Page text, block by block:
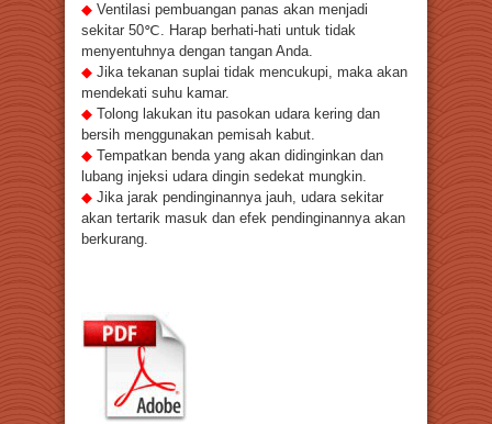
◆ Ventilasi pembuangan panas akan menjadi
sekitar 50℃. Harap berhati-hati untuk tidak
menyentuhnya dengan tangan Anda.
◆ Jika tekanan suplai tidak mencukupi, maka akan
mendekati suhu kamar.
◆ Tolong lakukan itu pasokan udara kering dan
bersih menggunakan pemisah kabut.
◆ Tempatkan benda yang akan didinginkan dan
lubang injeksi udara dingin sedekat mungkin.
◆ Jika jarak pendinginannya jauh, udara sekitar
akan tertarik masuk dan efek pendinginannya akan
berkurang.